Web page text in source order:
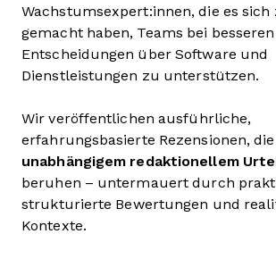
Wachstumsexpert:innen, die es sich
gemacht haben, Teams bei besseren
Entscheidungen über Software und
Dienstleistungen zu unterstützen.
Wir veröffentlichen ausführliche,
erfahrungsbasierte Rezensionen,
unabhängigem redaktionellem
beruhen – untermauert durch
strukturierte Bewertungen und
Kontexte.